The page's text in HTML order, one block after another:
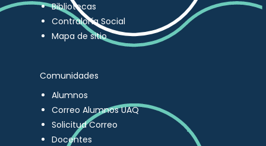
Bibliotecas
Contraloría Social
Mapa de sitio
Comunidades
Alumnos
Correo Alumnos UAQ
Solicitud Correo
Docentes